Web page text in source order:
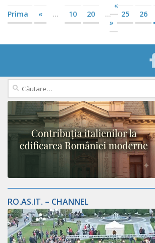
«
Prima
« ... 10 20 ... 25 26
»
Caută
după:
RO.AS.IT. – CHANNEL